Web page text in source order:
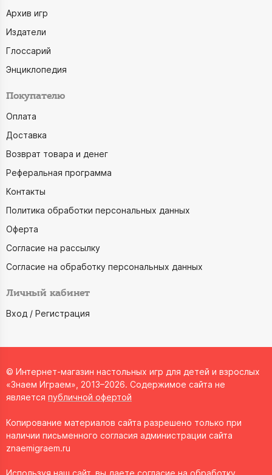
Архив игр
Издатели
Глоссарий
Энциклопедия
Покупателю
Оплата
Доставка
Возврат товара и денег
Реферальная программа
Контакты
Политика обработки персональных данных
Оферта
Согласие на рассылку
Согласие на обработку персональных данных
Личный кабинет
Вход / Регистрация
© Интернет-магазин настольных игр для детей и взрослых
«Знаем Играем», 2013–2026. Содержимое сайта не
является публичной офертой
Копирование материалов сайта разрешено только при
наличии письменного согласия администрации сайта
znaemigraem.ru
Используя наш сайт, вы даете согласие на обработку